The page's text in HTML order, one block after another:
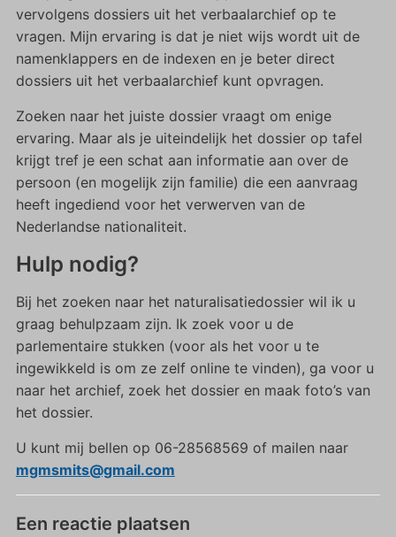
vervolgens dossiers uit het verbaalarchief op te
vragen. Mijn ervaring is dat je niet wijs wordt uit de
namenklappers en de indexen en je beter direct
dossiers uit het verbaalarchief kunt opvragen.
Zoeken naar het juiste dossier vraagt om enige
ervaring. Maar als je uiteindelijk het dossier op tafel
krijgt tref je een schat aan informatie aan over de
persoon (en mogelijk zijn familie) die een aanvraag
heeft ingediend voor het verwerven van de
Nederlandse nationaliteit.
Hulp nodig?
Bij het zoeken naar het naturalisatiedossier wil ik u
graag behulpzaam zijn. Ik zoek voor u de
parlementaire stukken (voor als het voor u te
ingewikkeld is om ze zelf online te vinden), ga voor u
naar het archief, zoek het dossier en maak foto’s van
het dossier.
U kunt mij bellen op 06-28568569 of mailen naar
mgmsmits@gmail.com
Een reactie plaatsen